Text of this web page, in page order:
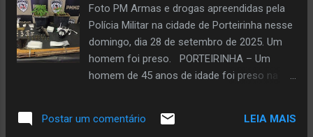
um. Levo comigo a certeza de que fui
competência. Com gratidão e respeito.
Renato Cordeiro Janaúba, 29 de setembro
Foto PM Armas e drogas apreendidas pela
Polícia Militar na cidade de Porteirinha nesse
domingo, dia 28 de setembro de 2025. Um
homem foi preso. PORTEIRINHA – Um
homem de 45 anos de idade foi preso na
da Serra Geral, no Norte de Minas. A prisão
Postar um comentário LEIA MAIS